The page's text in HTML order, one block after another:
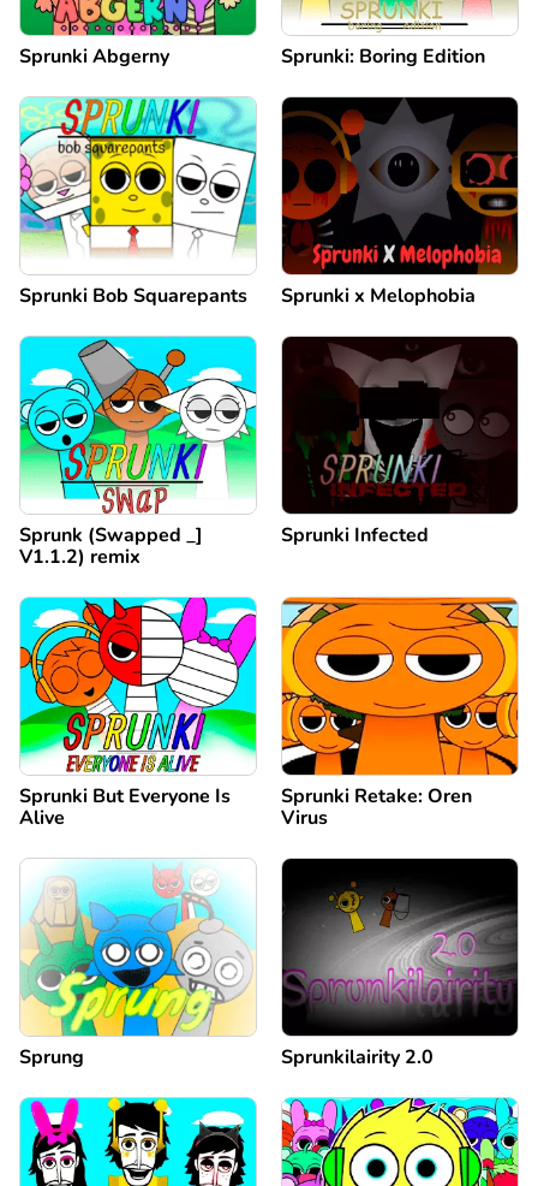
Sprunki Abgerny Sprunki: Boring Edition
Sprunki Bob Squarepants Sprunki x Melophobia
Sprunk (Swapped _]
V1.1.2) remix
Sprunki Infected
Sprunki But Everyone Is
Alive
Sprunki Retake: Oren
Virus
Sprung Sprunkilairity 2.0